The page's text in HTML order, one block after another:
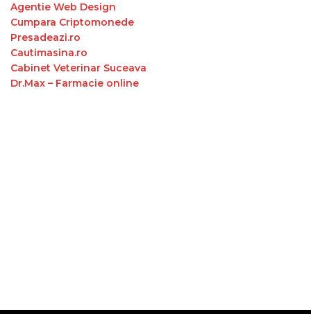
Agentie Web Design
Cumpara Criptomonede
Presadeazi.ro
Cautimasina.ro
Cabinet Veterinar Suceava
Dr.Max – Farmacie online